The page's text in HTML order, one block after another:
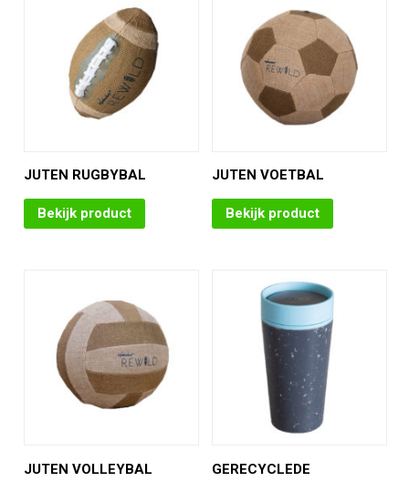
JUTEN RUGBYBAL
Bekijk product
JUTEN VOETBAL
Bekijk product
JUTEN VOLLEYBAL
GERECYCLEDE